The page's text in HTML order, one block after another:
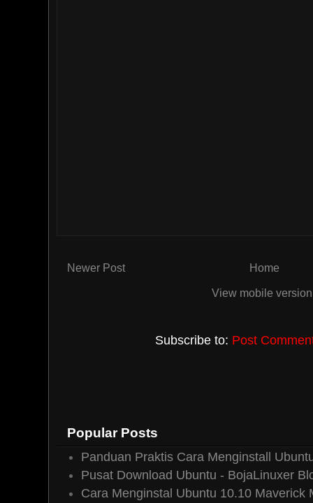
Newer Post Home
View mobile version
Subscribe to: Post
Popular Posts
Panduan Praktis Cara Menginstall
Pusat Download Ubuntu - BojaLinuxer
Cara Menginstal Ubuntu 10.10 Maverick